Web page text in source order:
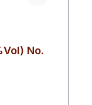
No.